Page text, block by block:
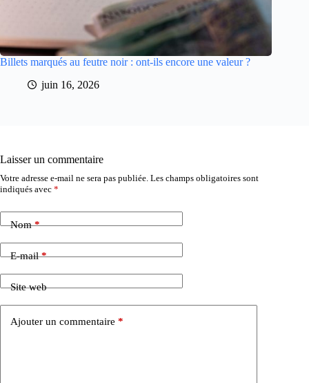
Billets marqués au feutre noir : ont-ils encore une valeur ?
juin 16, 2026
Laisser un commentaire
Votre adresse e-mail ne sera pas publiée. Les champs obligatoires sont
indiqués avec *
Nom*
E-mail*
Site web
Ajouter un commentaire *